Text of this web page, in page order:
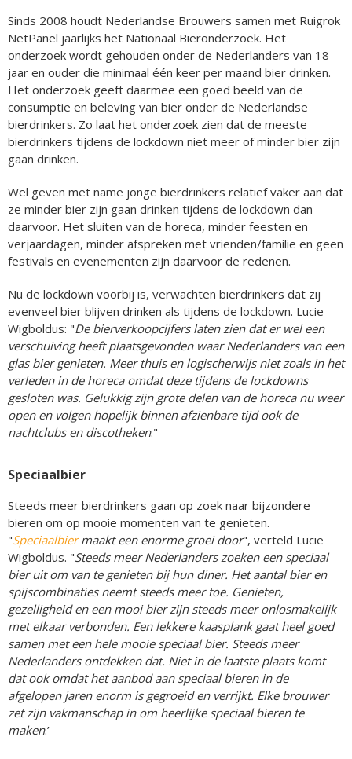
Sinds 2008 houdt Nederlandse Brouwers samen met Ruigrok
NetPanel jaarlijks het Nationaal Bieronderzoek. Het
onderzoek wordt gehouden onder de Nederlanders van 18
jaar en ouder die minimaal één keer per maand bier drinken.
Het onderzoek geeft daarmee een goed beeld van de
consumptie en beleving van bier onder de Nederlandse
bierdrinkers. Zo laat het onderzoek zien dat de meeste
bierdrinkers tijdens de lockdown niet meer of minder bier zijn
gaan drinken.
Wel geven met name jonge bierdrinkers relatief vaker aan dat
ze minder bier zijn gaan drinken tijdens de lockdown dan
daarvoor. Het sluiten van de horeca, minder feesten en
verjaardagen, minder afspreken met vrienden/familie en geen
festivals en evenementen zijn daarvoor de redenen.
Nu de lockdown voorbij is, verwachten bierdrinkers dat zij
evenveel bier blijven drinken als tijdens de lockdown. Lucie
Wigboldus: "De bierverkoopcijfers laten zien dat er wel een
verschuiving heeft plaatsgevonden waar Nederlanders van een
glas bier genieten. Meer thuis en logischerwijs niet zoals in het
verleden in de horeca omdat deze tijdens de lockdowns
gesloten was. Gelukkig zijn grote delen van de horeca nu weer
open en volgen hopelijk binnen afzienbare tijd ook de
nachtclubs en discotheken."
Speciaalbier
Steeds meer bierdrinkers gaan op zoek naar bijzondere
bieren om op mooie momenten van te genieten.
"Speciaalbiermaakt een enorme groei door", verteld Lucie
Wigboldus. "Steeds meer Nederlanders zoeken een speciaal
bier uit om van te genieten bij hun diner. Het aantal bier en
spijscombinaties neemt steeds meer toe. Genieten,
gezelligheid en een mooi bier zijn steeds meer onlosmakelijk
met elkaar verbonden. Een lekkere kaasplank gaat heel goed
samen met een hele mooie speciaal bier. Steeds meer
Nederlanders ontdekken dat. Niet in de laatste plaats komt
dat ook omdat het aanbod aan speciaal bieren in de
afgelopen jaren enorm is gegroeid en verrijkt. Elke brouwer
zet zijn vakmanschap in om heerlijke speciaal bieren te
maken.’